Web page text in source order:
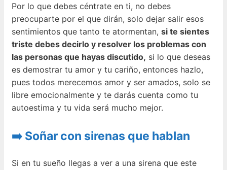
Por lo que debes céntrate en ti, no debes
preocuparte por el que dirán, solo dejar salir esos
sentimientos que tanto te atormentan, si te sientes
triste debes decirlo y resolver los problemas con
las personas que hayas discutido, si lo que deseas
es demostrar tu amor y tu cariño, entonces hazlo,
pues todos merecemos amor y ser amados, solo se
libre emocionalmente y te darás cuenta como tu
autoestima y tu vida será mucho mejor.
➡️ Soñar con sirenas que hablan
Si en tu sueño llegas a ver a una sirena que este